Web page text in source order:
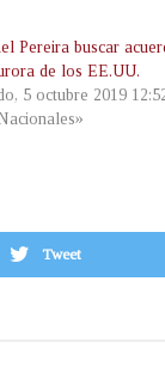
Pereira buscar
de los EE.UU.
5 octubre 2019
Tweet